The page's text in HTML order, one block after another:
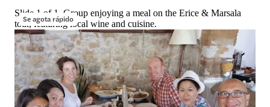
Se agota rápido
Slide 1 of 1, Group enjoying a meal on the Erice & Marsala
tour, featuring local wine and cuisine.